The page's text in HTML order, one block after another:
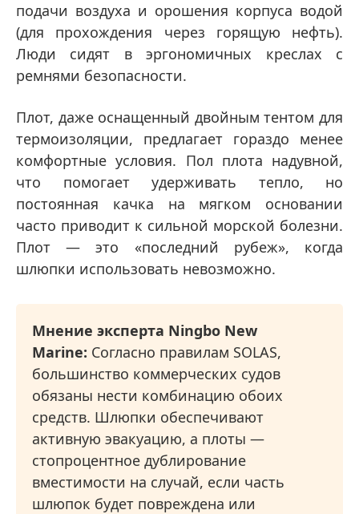
подачи воздуха и орошения корпуса водой
(для прохождения через горящую нефть).
Люди сидят в эргономичных креслах с
ремнями безопасности.
Плот, даже оснащенный двойным тентом для
термоизоляции, предлагает гораздо менее
комфортные условия. Пол плота надувной,
что помогает удерживать тепло, но
постоянная качка на мягком основании
часто приводит к сильной морской болезни.
Плот — это «последний рубеж», когда
шлюпки использовать невозможно.
Мнение эксперта Ningbo New
Marine: Согласно правилам SOLAS,
большинство коммерческих судов
обязаны нести комбинацию обоих
средств. Шлюпки обеспечивают
активную эвакуацию, а плоты —
стопроцентное дублирование
вместимости на случай, если часть
шлюпок будет повреждена или